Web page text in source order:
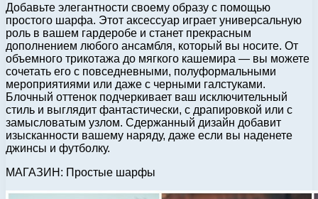
Добавьте элегантности своему образу с помощью
простого шарфа. Этот аксессуар играет универсальную
роль в вашем гардеробе и станет прекрасным
дополнением любого ансамбля, который вы носите. От
объемного трикотажа до мягкого кашемира — вы можете
сочетать его с повседневными, полуформальными
мероприятиями или даже с черными галстуками.
Блочный оттенок подчеркивает ваш исключительный
стиль и выглядит фантастически, с драпировкой или с
замысловатым узлом. Сдержанный дизайн добавит
изысканности вашему наряду, даже если вы наденете
джинсы и футболку.
МАГАЗИН: Простые шарфы